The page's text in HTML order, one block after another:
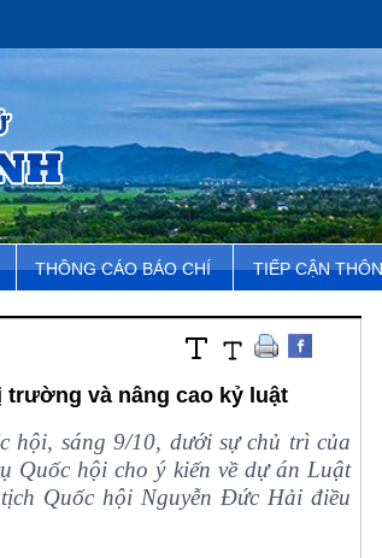
THÔNG CÁO BÁO CHÍ TIẾP CẬN
trường và nâng cao kỷ luật
hội, sáng 9/10, dưới sự chủ trì của
Quốc hội cho ý kiến về dự án Luật
Quốc hội Nguyễn Đức Hải điều